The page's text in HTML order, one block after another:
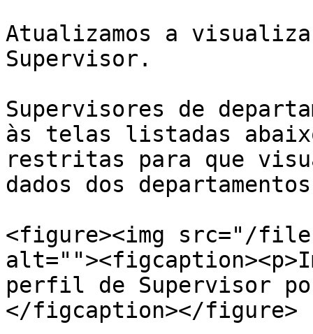
Atualizamos a
Supervisor.
Supervisores de
às telas listadas
restritas para que
dados dos
<figure><img src="/files/
perfil de Supervisor
</figcaption></figure>